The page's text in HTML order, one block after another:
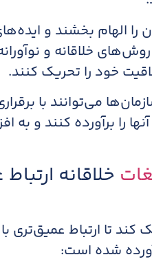
را الهام بخشند و
خلاقانه و
خود را تحریک کنند.
می‌توانند با
را برآورده کنند و
خلاقانه
کند تا ارتباط عمیق‌تری
آورده شده است: